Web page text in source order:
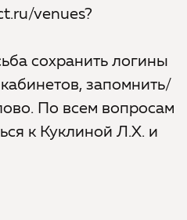
venues?
сохранить логины
запомнить/
По всем вопросам
к Куклиной Л.Х. и